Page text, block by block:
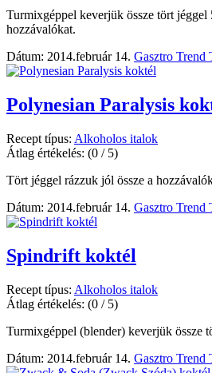
Turmixgéppel keverjük össze tört jéggel
hozzávalókat.
Dátum: 2014.február 14. Gasztro Trend
Polynesian Paralysis
Recept típus: Alkoholos italok
Átlag értékelés: (0 / 5)
Tört jéggel rázzuk jól össze a
Dátum: 2014.február 14. Gasztro Trend
Spindrift koktél
Recept típus: Alkoholos italok
Átlag értékelés: (0 / 5)
Turmixgéppel (blender) keverjük össze
Dátum: 2014.február 14. Gasztro Trend